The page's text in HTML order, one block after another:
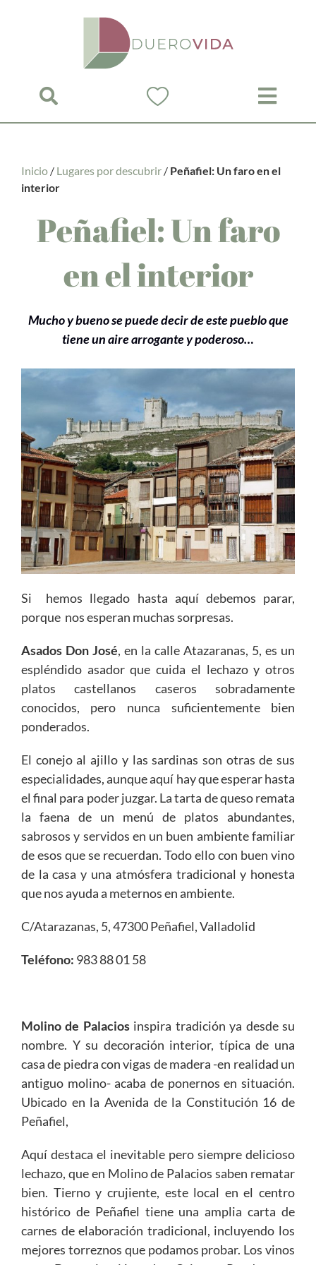
Inicio/ Lugares por descubrir/ Peñafiel: Un faro en el
interior
Peñafiel: Un faro
en el interior
Mucho y bueno se puede decir de este pueblo que
tiene un aire arrogante y poderoso…
Si hemos llegado hasta aquí debemos parar,
porque nos esperan muchas sorpresas.
Asados Don José, en la calle Atazaranas, 5, es un
espléndido asador que cuida el lechazo y otros
platos castellanos caseros sobradamente
conocidos, pero nunca suficientemente bien
ponderados.
El conejo al ajillo y las sardinas son otras de sus
especialidades, aunque aquí hay que esperar hasta
el final para poder juzgar. La tarta de queso remata
la faena de un menú de platos abundantes,
sabrosos y servidos en un buen ambiente familiar
de esos que se recuerdan. Todo ello con buen vino
de la casa y una atmósfera tradicional y honesta
que nos ayuda a meternos en ambiente.
C/Atarazanas, 5, 47300 Peñafiel, Valladolid
Teléfono: 983 88 01 58
Molino de Palaciosinspira tradición ya desde su
nombre. Y su decoración interior, típica de una
casa de piedra con vigas de madera -en realidad un
antiguo molino- acaba de ponernos en situación.
Ubicado en la Avenida de la Constitución 16 de
Peñafiel,
Aquí destaca el inevitable pero siempre delicioso
lechazo, que en Molino de Palacios saben rematar
bien. Tierno y crujiente, este local en el centro
histórico de Peñafiel tiene una amplia carta de
carnes de elaboración tradicional, incluyendo los
mejores torreznos que podamos probar. Los vinos